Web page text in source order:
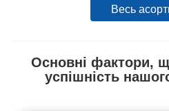
Весь
Основні фактори,
успішність